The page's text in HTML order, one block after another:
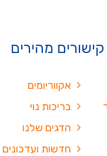
מהירים
אקווריומים
בריכות נוי
הדגים שלנו
חדשות ועדכונים